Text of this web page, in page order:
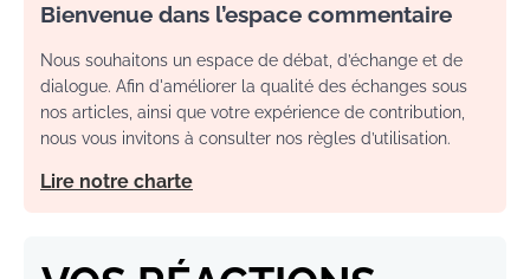
Bienvenue dans l’espace commentaire
Nous souhaitons un espace de débat, d’échange et de
dialogue. Afin d'améliorer la qualité des échanges sous
nos articles, ainsi que votre expérience de contribution,
nous vous invitons à consulter nos règles d’utilisation.
Lire notre charte